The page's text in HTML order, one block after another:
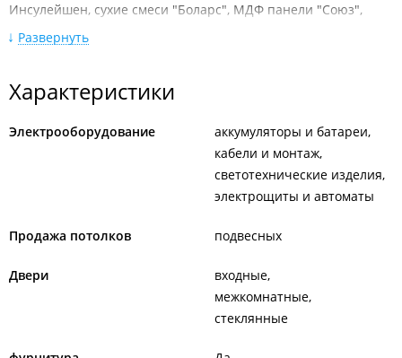
Инсулейшен, сухие смеси "Боларс", МДФ панели "Союз",
напольный плинтус "Арбитон", линолеум ТАРКЕТТ, паркет
PROTEKO, HANSOL, мебель для ванных комнат СПЕКТРУМ,
паспорта качества и сертификаты соответствия.
материалами для сухого строительства. В распоряжении
компании более 12000 позиций сухих смесей, красок,
паркета, фанеры, металлопрофиля, теплоизоляции,
электрики, сантехники, пластиковых и МДФ панелей,
инструмента и расходников.
снабженцами, прорабами.
Дополнительно разработана и внедрена система бонусов.
использованы в качестве оплаты.
Развернуть
Характеристики
Электрооборудование
аккумуляторы и батареи
кабели и монтаж
светотехнические изделия
электрощиты и автоматы
Продажа потолков подвесных
Двери
входные
межкомнатные
стеклянные